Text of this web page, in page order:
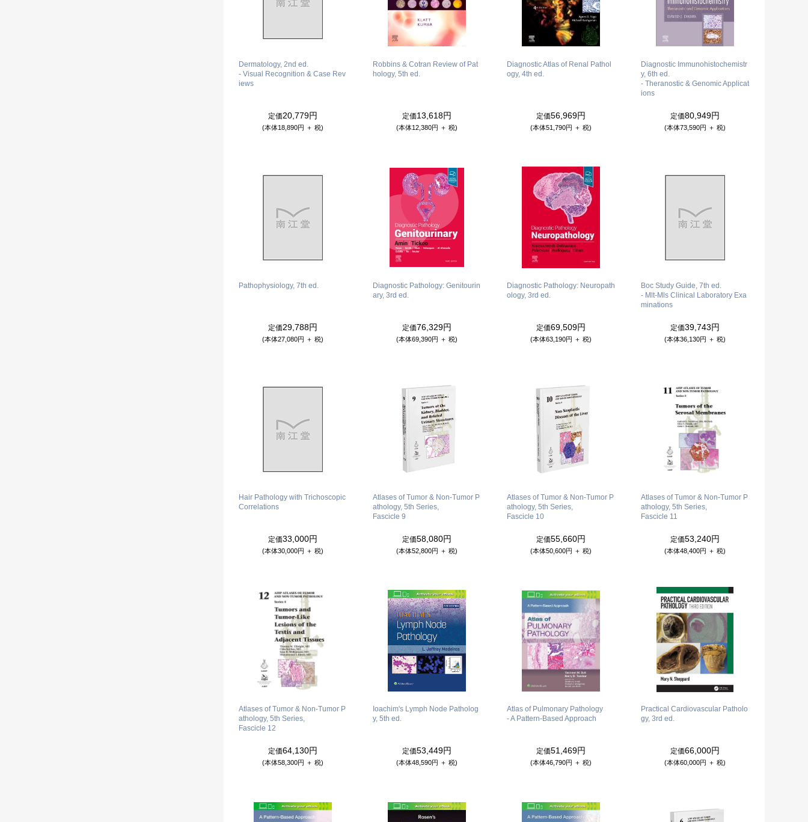
Dermatology, 2nd ed.
- Visual Recognition & Case Rev
iews
定価20,779円
(本体18,890円 ＋ 税)
Robbins & Cotran Review of Pat
hology, 5th ed.
定価13,618円
(本体12,380円 ＋ 税)
Diagnostic Atlas of Renal Pathol
ogy, 4th ed.
定価56,969円
(本体51,790円 ＋ 税)
Diagnostic Immunohistochemistr
y, 6th ed.
- Theranostic & Genomic Applicat
ions
定価80,949円
(本体73,590円 ＋ 税)
Pathophysiology, 7th ed.
定価29,788円
(本体27,080円 ＋ 税)
Diagnostic Pathology: Genitourin
ary, 3rd ed.
定価76,329円
(本体69,390円 ＋ 税)
Diagnostic Pathology: Neuropath
ology, 3rd ed.
定価69,509円
(本体63,190円 ＋ 税)
Boc Study Guide, 7th ed.
- Mlt-Mls Clinical Laboratory Exa
minations
定価39,743円
(本体36,130円 ＋ 税)
Hair Pathology with Trichoscopic
Correlations
定価33,000円
(本体30,000円 ＋ 税)
Atlases of Tumor & Non-Tumor P
athology, 5th Series,
Fascicle 9
定価58,080円
(本体52,800円 ＋ 税)
Atlases of Tumor & Non-Tumor P
athology, 5th Series,
Fascicle 10
定価55,660円
(本体50,600円 ＋ 税)
Atlases of Tumor & Non-Tumor P
athology, 5th Series,
Fascicle 11
定価53,240円
(本体48,400円 ＋ 税)
Atlases of Tumor & Non-Tumor P
athology, 5th Series,
Fascicle 12
定価64,130円
(本体58,300円 ＋ 税)
Ioachim's Lymph Node Patholog
y, 5th ed.
定価53,449円
(本体48,590円 ＋ 税)
Atlas of Pulmonary Pathology
- A Pattern-Based Approach
定価51,469円
(本体46,790円 ＋ 税)
Practical Cardiovascular Patholo
gy, 3rd ed.
定価66,000円
(本体60,000円 ＋ 税)